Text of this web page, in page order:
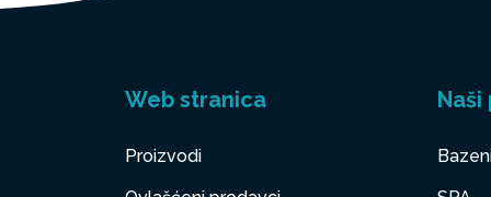
Web stranica
Proizvodi
Naši